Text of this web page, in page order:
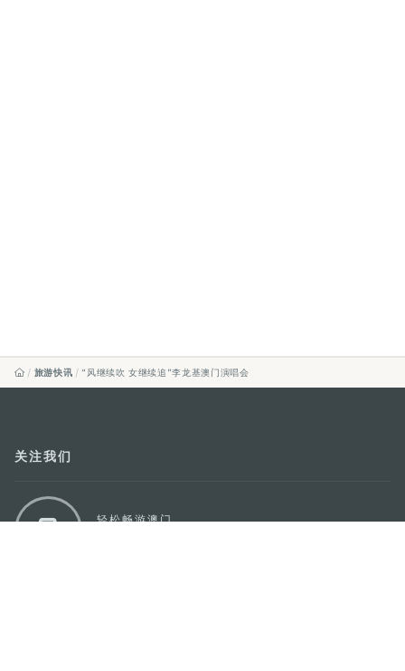
旅游快讯 “风继续吹 女继续追”李龙基澳门演唱会
关注我们
轻松畅游澳门